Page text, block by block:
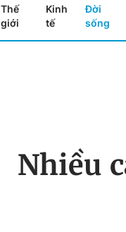
Thế
giới
Kinh
tế
Đời
sống
Nhiều